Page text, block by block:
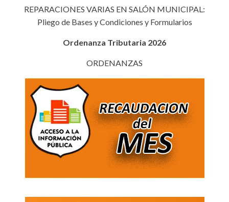
REPARACIONES VARIAS EN SALÓN MUNICIPAL:
Pliego de Bases y Condiciones y Formularios
Ordenanza Tributaria 2026
ORDENANZAS